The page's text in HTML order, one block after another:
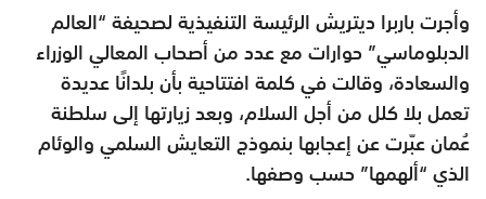
وأجرت باربرا ديتريش الرئيسة التنفيذية لصحيفة “العالم
الدبلوماسي” حوارات مع عدد من أصحاب المعالي الوزراء
والسعادة، وقالت في كلمة افتتاحية بأن بلدانًا عديدة
تعمل بلا كلل من أجل السلام، وبعد زيارتها إلى سلطنة
عُمان عبّرت عن إعجابها بنموذج التعايش السلمي والوئام
الذي “ألهمها” حسب وصفها.